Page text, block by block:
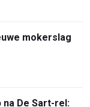
mokerslag
De Sart-rel: